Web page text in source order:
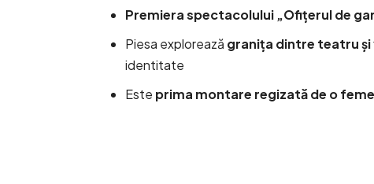
Premiera spectacolului „Ofițerul de
Piesa explorează granița dintre teatru și
identitate
Este prima montare regizată de o